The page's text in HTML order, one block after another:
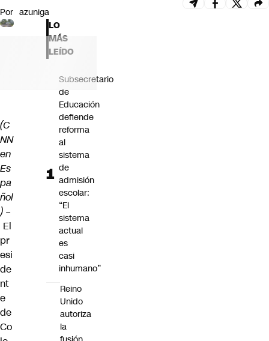
Por azuniga
(C
NN
en
Es
pa
ñol
) –
El
pr
esi
de
nt
e
de
Co
LO
MÁS
LEÍDO
Subsecretario
de
Educación
defiende
reforma
al
sistema
de
admisión
escolar:
“El
sistema
actual
es
casi
inhumano”
Reino
Unido
autoriza
la